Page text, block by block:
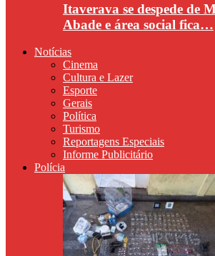
Itaverava se despede de
Abade e área social fica…
Notícias
Cinema
Cultura e Lazer
Esporte
Gerais
Política
Turismo
Reportagens Especiais
Informe Publicitário
Polícia